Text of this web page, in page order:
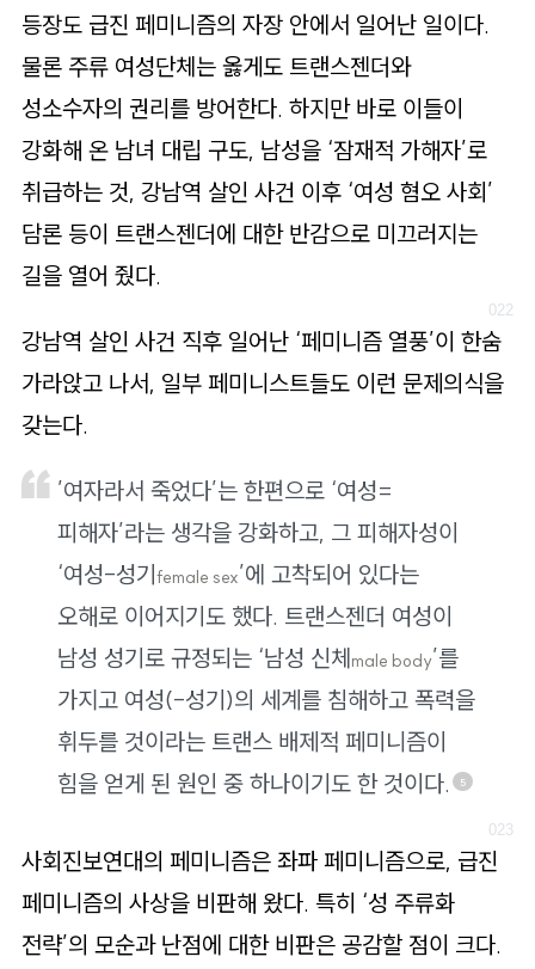
등장도 급진 페미니즘의 자장 안에서 일어난 일이다.
물론 주류 여성단체는 옳게도 트랜스젠더와
성소수자의 권리를 방어한다. 하지만 바로 이들이
강화해 온 남녀 대립 구도, 남성을 ‘잠재적 가해자’로
취급하는 것, 강남역 살인 사건 이후 ‘여성 혐오 사회’
담론 등이 트랜스젠더에 대한 반감으로 미끄러지는
길을 열어 줬다.
강남역 살인 사건 직후 일어난 ‘페미니즘 열풍’이 한숨
가라앉고 나서, 일부 페미니스트들도 이런 문제의식을
갖는다.
’여자라서 죽었다’는 한편으로 ‘여성=
피해자’라는 생각을 강화하고, 그 피해자성이
‘여성-성기female sex’에 고착되어 있다는
오해로 이어지기도 했다. 트랜스젠더 여성이
남성 성기로 규정되는 ‘남성 신체male body’를
가지고 여성(-성기)의 세계를 침해하고 폭력을
휘두를 것이라는 트랜스 배제적 페미니즘이
힘을 얻게 된 원인 중 하나이기도 한 것이다.
5
사회진보연대의 페미니즘은 좌파 페미니즘으로, 급진
페미니즘의 사상을 비판해 왔다. 특히 ‘성 주류화
전략’의 모순과 난점에 대한 비판은 공감할 점이 크다.